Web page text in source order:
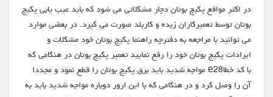
در اکثر مواقع پکیج بوتان دچار مشکلاتی می شود که باید عیب یابی پکیج
بوتان توسط تعمیرکاران زبده و کاربلد صورت می گیرد. در بعضی موارد
می توانید با مراجعه به دفترچه راهنما پکیج بوتان خود مشکلات و
ایرادات پکیج بوتان خود را رفع نمایید تعمیر پکیج بوتان در هنگامی که
با کد خطاe28 مواجه شدید باید برق پکیج بوتان را قطع نمود و مجددا
آن را وصل کرد و در هنگامی که با این ارور دوباره مواجه شدید باید به